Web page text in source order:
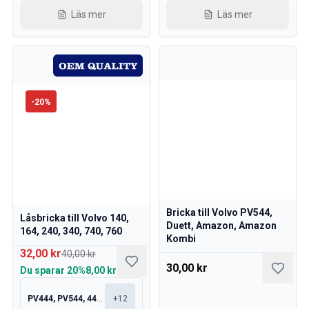
Volvo 740/760/780 Inredning
Volvo 740/760/780 Framvagn
Volvo 850 Reservdelar
Volvo 850 Bromssystem
Volvo 850 Karosseri
Volvo 850 Bränsle/avgassystem
Volvo 850 Värmeanläggning
Volvo 850 Styrning/fjädring/upphängning
Övrigt Volvo 850
Volvo 940/960 Reservdelar
Elsystem
Läs mer Läs mer
-20%
Låsbricka till Volvo 140,
164, 240, 340, 740, 760
32,00 kr40,00 kr
Du sparar 20%8,00 kr
PV444, PV544, 445, 210 +12
Bricka till Volvo PV544,
Duett, Amazon, Amazon
Kombi
30,00 kr